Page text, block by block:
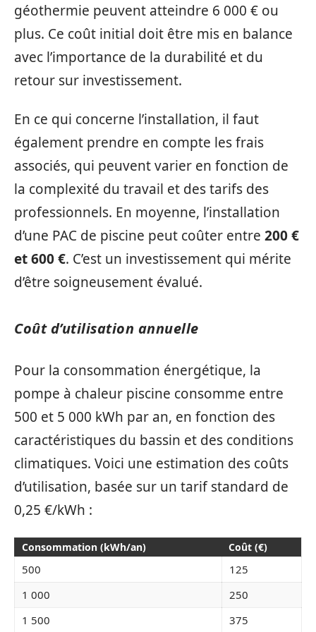
géothermie peuvent atteindre 6 000 € ou
plus. Ce coût initial doit être mis en balance
avec l’importance de la durabilité et du
retour sur investissement.
En ce qui concerne l’installation, il faut
également prendre en compte les frais
associés, qui peuvent varier en fonction de
la complexité du travail et des tarifs des
professionnels. En moyenne, l’installation
d’une PAC de piscine peut coûter entre 200 €
et 600 €. C’est un investissement qui mérite
d’être soigneusement évalué.
Coût d’utilisation annuelle
Pour la consommation énergétique, la
pompe à chaleur piscine consomme entre
500 et 5 000 kWh par an, en fonction des
caractéristiques du bassin et des conditions
climatiques. Voici une estimation des coûts
d’utilisation, basée sur un tarif standard de
0,25 €/kWh :
Consommation (kWh/an) Coût (€)
500
125
1 000
250
1 500
375